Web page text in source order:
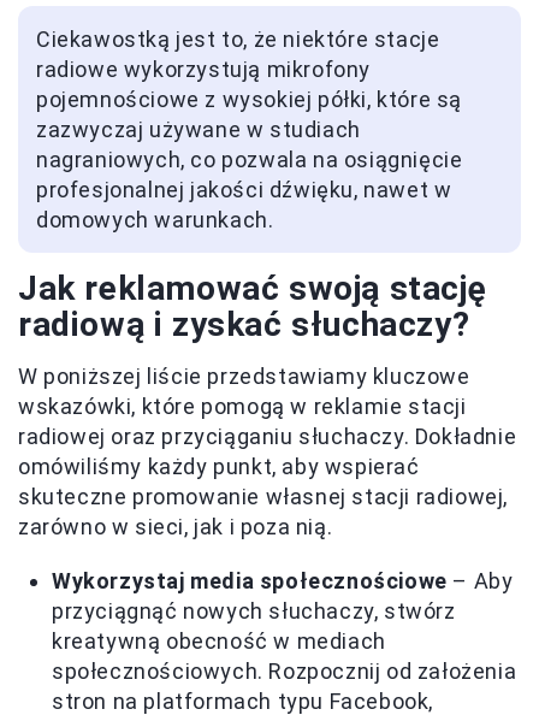
Ciekawostką jest to, że niektóre stacje
radiowe wykorzystują mikrofony
pojemnościowe z wysokiej półki, które są
zazwyczaj używane w studiach
nagraniowych, co pozwala na osiągnięcie
profesjonalnej jakości dźwięku, nawet w
domowych warunkach.
Jak reklamować swoją stację
radiową i zyskać słuchaczy?
W poniższej liście przedstawiamy kluczowe
wskazówki, które pomogą w reklamie stacji
radiowej oraz przyciąganiu słuchaczy. Dokładnie
omówiliśmy każdy punkt, aby wspierać
skuteczne promowanie własnej stacji radiowej,
zarówno w sieci, jak i poza nią.
Wykorzystaj media społecznościowe – Aby
przyciągnąć nowych słuchaczy, stwórz
kreatywną obecność w mediach
społecznościowych. Rozpocznij od założenia
stron na platformach typu Facebook,